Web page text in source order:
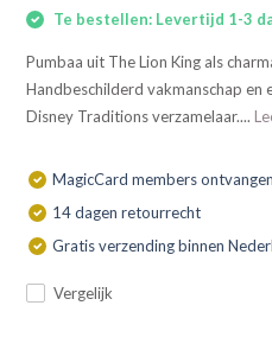
Te bestellen: Levertijd 1-3
Pumbaa uit The Lion King als
Handbeschilderd vakmanschap en
Disney Traditions verzamelaar....
MagicCard members
14 dagen retourrecht
Gratis verzending binnen
Vergelijk